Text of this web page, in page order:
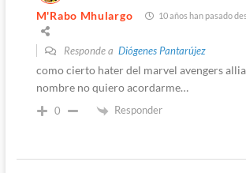
M'Rabo Mhulargo 10 años han pasado
Responde a Diógenes Pantarújez
como cierto hater del marvel avengers
nombre no quiero acordarme…
0 Responder